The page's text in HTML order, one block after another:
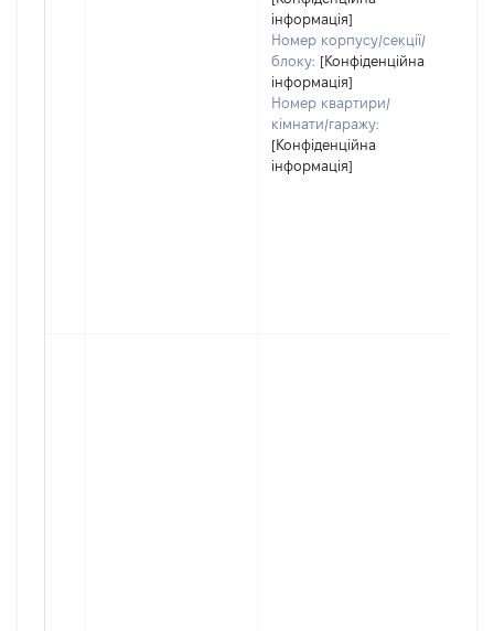
інформація]
Номер корпусу/секції/
блоку: [Конфіденційна
інформація]
Номер квартири/
кімнати/гаражу:
[Конфіденційна
інформація]